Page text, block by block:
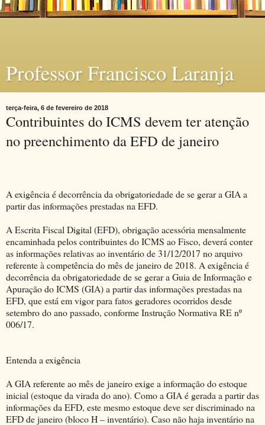
Professor Francisco Laranja
terça-feira, 6 de fevereiro de 2018
Contribuintes do ICMS devem ter atenção
no preenchimento da EFD de janeiro
A exigência é decorrência da obrigatoriedade de se gerar a GIA a
partir das informações prestadas na EFD.
A Escrita Fiscal Digital (EFD), obrigação acessória mensalmente
encaminhada pelos contribuintes do ICMS ao Fisco, deverá conter
as informações relativas ao inventário de 31/12/2017 no arquivo
referente à competência do mês de janeiro de 2018. A exigência é
decorrência da obrigatoriedade de se gerar a Guia de Informação e
Apuração do ICMS (GIA) a partir das informações prestadas na
EFD, que está em vigor para fatos geradores ocorridos desde
setembro do ano passado, conforme Instrução Normativa RE nº
006/17.
Entenda a exigência
A GIA referente ao mês de janeiro exige a informação do estoque
inicial (estoque da virada do ano). Como a GIA é gerada a partir das
informações da EFD, este mesmo estoque deve ser discriminado na
EFD de janeiro (bloco H – inventário). Caso não haja inventário na